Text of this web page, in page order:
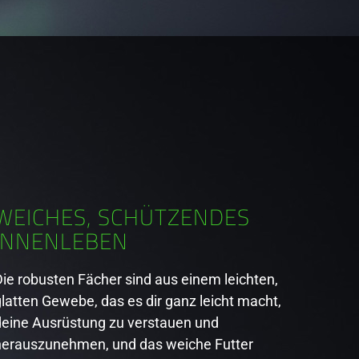
SCHÜTZENDES
robusten Fächer sind aus einem leichten,
Gewebe, das es dir ganz leicht macht,
Ausrüstung zu verstauen und
und das weiche Futter